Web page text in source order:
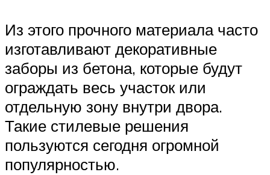
Из этого прочного материала часто
изготавливают декоративные
заборы из бетона, которые будут
ограждать весь участок или
отдельную зону внутри двора.
Такие стилевые решения
пользуются сегодня огромной
популярностью.